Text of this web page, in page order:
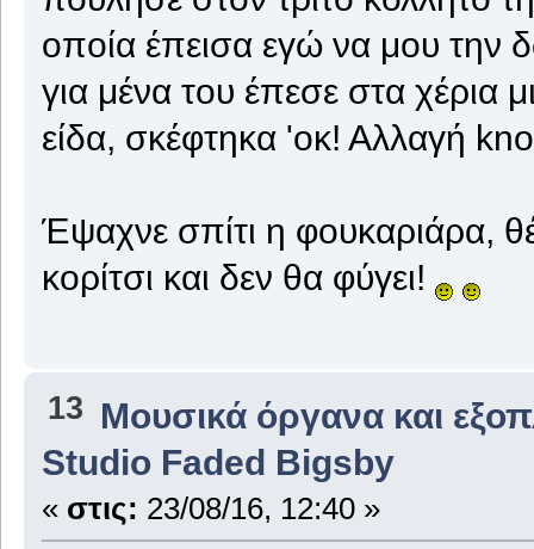
οποία έπεισα εγώ να μου την
για μένα του έπεσε στα χέρια
είδα, σκέφτηκα 'οκ! Αλλαγή
Έψαχνε σπίτι η φουκαριάρα,
κορίτσι και δεν θα φύγει!
13 Μουσικά όργανα και
Studio Faded Bigsby
« στις: 23/08/16, 12:40 »